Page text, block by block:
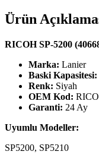
Ürün
RICOH SP-5200
Marka: Lanier
Baski Kapasitesi:
Renk: Siyah
OEM Kod:
Garanti: 24 Ay
Uyumlu Modeller:
SP5200, SP5210